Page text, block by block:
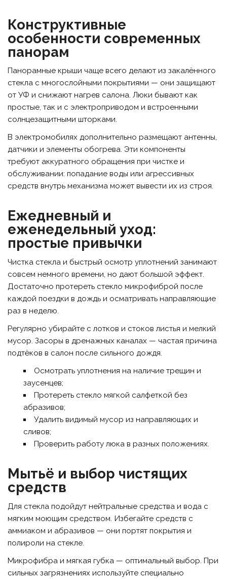
Конструктивные
особенности современных
панорам
Панорамные крыши чаще всего делают из закалённого
стекла с многослойными покрытиями — они защищают
от УФ и снижают нагрев салона. Люки бывают как
простые, так и с электроприводом и встроенными
солнцезащитными шторками.
В электромобилях дополнительно размещают антенны,
датчики и элементы обогрева. Эти компоненты
требуют аккуратного обращения при чистке и
обслуживании: попадание воды или агрессивных
средств внутрь механизма может вывести их из строя.
Ежедневный и
еженедельный уход:
простые привычки
Чистка стекла и быстрый осмотр уплотнений занимают
совсем немного времени, но дают большой эффект.
Достаточно протереть стекло микрофиброй после
каждой поездки в дождь и осматривать направляющие
раз в неделю.
Регулярно убирайте с лотков и стоков листья и мелкий
мусор. Засоры в дренажных каналах — частая причина
подтёков в салон после сильного дождя.
Осмотрать уплотнения на наличие трещин и
заусенцев;
Протереть стекло мягкой салфеткой без
абразивов;
Удалить видимый мусор из направляющих и
сливов;
Проверить работу люка в разных положениях.
Мытьё и выбор чистящих
средств
Для стекла подойдут нейтральные средства и вода с
мягким моющим средством. Избегайте средств с
аммиаком и абразивов — они портят покрытия и
полироли на стекле.
Микрофибра и мягкая губка — оптимальный выбор. При
сильных загрязнениях используйте специально